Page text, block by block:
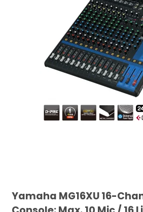
Yamaha MG16XU 16-